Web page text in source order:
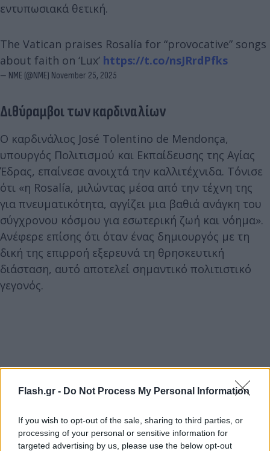
Flash.gr - Do Not Process My Personal Information
If you wish to opt-out of the sale, sharing to third parties, or
processing of your personal or sensitive information for
targeted advertising by us, please use the below opt-out
εντυπωσιακά θετική.
The Vatican praises Rosalía for “provocative” songs
about faith on ‘Lux’ https://t.co/nsJRrdPfks
— NME (@NME) November 25, 2025
Διθύραμβοι των καρδιναλίων
Ο καρδινάλιος José Tolentino de Mendonça,
υπουργός Πολιτισμού και Εκπαίδευσης της Αγίας
Έδρας, επαίνεσε ανοιχτά την καλλιτέχνιδα. Τόνισε
ότι «η Rosalía, μιλώντας μέσα από την τέχνη της
για πνευματικότητα, αγγίζει μια βαθιά ανάγκη του
σύγχρονου κόσμου για εσωτερική ζωή και νόημα».
Ανέφερε επίσης ότι όταν ένας δημιουργός με τη
δική της επιρροή εξερευνά τη θρησκευτική
διάσταση, αυτό αποτελεί σημαντικό πολιτιστικό
γεγονός.